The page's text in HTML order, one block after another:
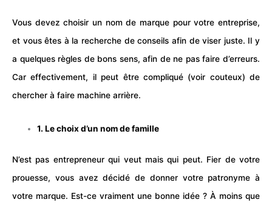
Vous devez choisir un nom de marque pour votre entreprise,
et vous êtes à la recherche de conseils afin de viser juste. Il y
a quelques règles de bons sens, afin de ne pas faire d’erreurs.
Car effectivement, il peut être compliqué (voir couteux) de
chercher à faire machine arrière.
1. Le choix d’un nom de famille
N’est pas entrepreneur qui veut mais qui peut. Fier de votre
prouesse, vous avez décidé de donner votre patronyme à
votre marque. Est-ce vraiment une bonne idée ? À moins que